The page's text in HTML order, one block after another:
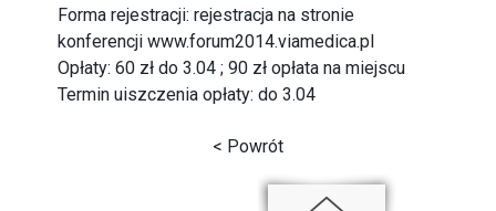
Forma rejestracji: rejestracja na stronie
konferencjiwww.forum2014.viamedica.pl
Opłaty: 60 zł do 3.04 ; 90 zł opłata na miejscu
Termin uiszczenia opłaty: do 3.04
< Powrót